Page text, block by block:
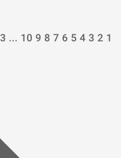
1
2
3
4
5
6
7
8
9
10
...